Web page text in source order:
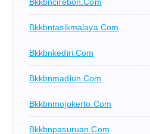
Bkkbntasikmalaya.com
Bkkbnkediri.com
Bkkbnmadiun.com
Bkkbnmojokerto.com
Bkkbnpasuruan.com